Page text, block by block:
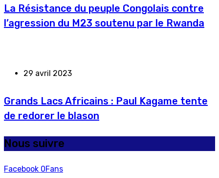
La Résistance du peuple Congolais contre
l’agression du M23 soutenu par le Rwanda
29 avril 2023
Grands Lacs Africains : Paul Kagame tente
de redorer le blason
Nous suivre
Facebook 0Fans